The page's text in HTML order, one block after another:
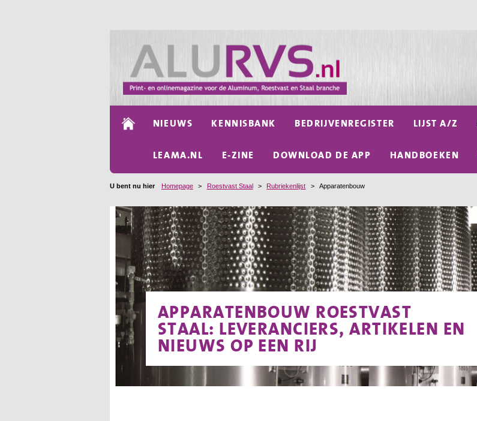
NIEUWS KENNISBANK BEDRIJVENREGISTER LIJST A/Z
LEAMA.NL E-ZINE DOWNLOAD DE APP HANDBOEKEN
U bent nu hier Homepage > Roestvast Staal > Rubriekenlijst > Apparatenbouw
APPARATENBOUW ROESTVAST
STAAL: LEVERANCIERS, ARTIKELEN EN
NIEUWS OP EEN RIJ